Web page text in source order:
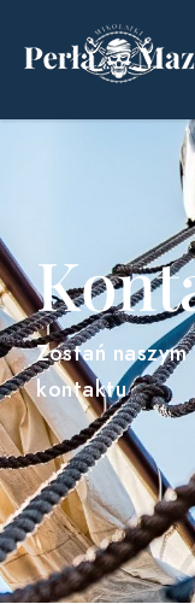
REJSY
ZDJĘCIA
EVENTY
CENNIK
KAMERA LIVE
KONTAKT
Zostań
kontaktu